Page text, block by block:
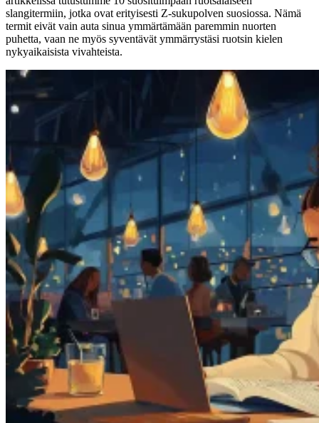
slangitermiin, jotka ovat erityisesti Z-sukupolven suosiossa. Nämä
termit eivät vain auta sinua ymmärtämään paremmin nuorten
puhetta, vaan ne myös syventävät ymmärrystäsi ruotsin kielen
nykyaikaisista vivahteista.